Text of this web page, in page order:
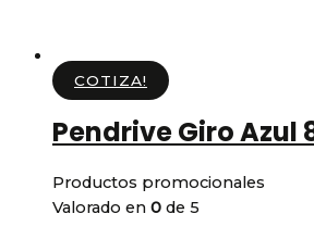
COTIZA!
Pendrive Giro Azul
Productos promocionales
Valorado en 0 de 5